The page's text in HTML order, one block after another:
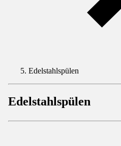
Edelstahlspülen
Edelstahlspülen